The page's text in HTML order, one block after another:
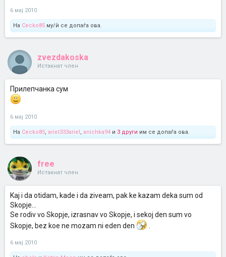
6 мај 2010
На Cecko85 му/ѝ се допаѓа ова.
zvezdakoska
Истакнат член
Прилепчанка сум
6 мај 2010
На Cecko85, ariel333ariel, anichka94 и 3 други им се допаѓа ова.
free
Истакнат член
Kaj i da otidam, kade i da ziveam, pak ke kazam deka sum od
Skopje...
Se rodiv vo Skopje, izrasnav vo Skopje, i sekoj den sum vo
Skopje, bez koe ne mozam ni eden den
6 мај 2010